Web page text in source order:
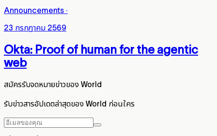
Announcements ·
23 กรกฎาคม 2569
Okta: Proof of human for the agentic
web
สมัครรับจดหมายข่าวของ World
รับข่าวสารอัปเดตล่าสุดของ World ก่อนใคร